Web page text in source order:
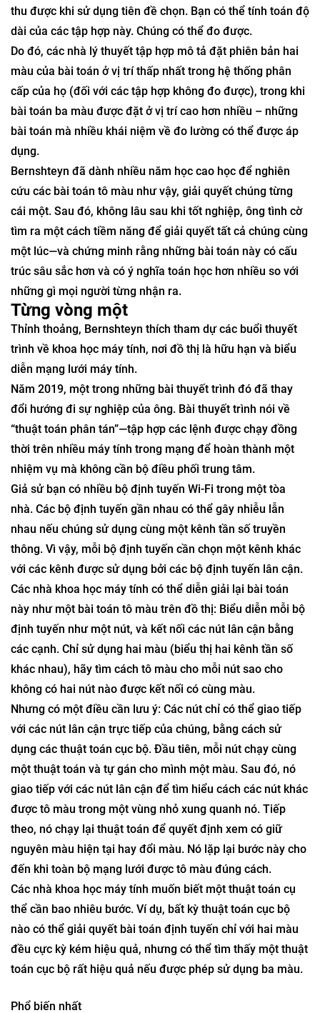
Tuy nhiên, các tập hợp các nút màu xanh lam, vàng và
xanh lục mà bạn thu được đều chỉ là các phần của chu vi
hình tròn, chứ không phải là các điểm phân tán mà bạn
thu được khi sử dụng tiên đề chọn. Bạn có thể tính toán độ
dài của các tập hợp này. Chúng có thể đo được.
Do đó, các nhà lý thuyết tập hợp mô tả đặt phiên bản hai
cấp của họ (đối với các tập hợp không đo được), trong khi
bài toán ba màu được đặt ở vị trí cao hơn nhiều – những
bài toán mà nhiều khái niệm về đo lường có thể được áp
Bernshteyn đã dành nhiều năm học cao học để nghiên
cứu các bài toán tô màu như vậy, giải quyết chúng từng
cái một. Sau đó, không lâu sau khi tốt nghiệp, ông tình cờ
tìm ra một cách tiềm năng để giải quyết tất cả chúng cùng
một lúc—và chứng minh rằng những bài toán này có cấu
trúc sâu sắc hơn và có ý nghĩa toán học hơn nhiều so với
những gì mọi người từng nhận ra.
Từng vòng một
Thỉnh thoảng, Bernshteyn thích tham dự các buổi thuyết
trình về khoa học máy tính, nơi đồ thị là hữu hạn và biểu
diễn mạng lưới máy tính.
Năm 2019, một trong những bài thuyết trình đó đã thay
đổi hướng đi sự nghiệp của ông. Bài thuyết trình nói về
“thuật toán phân tán”—tập hợp các lệnh được chạy đồng
thời trên nhiều máy tính trong mạng để hoàn thành một
nhiệm vụ mà không cần bộ điều phối trung tâm.
Giả sử bạn có nhiều bộ định tuyến Wi-Fi trong một tòa
nhà. Các bộ định tuyến gần nhau có thể gây nhiễu lẫn
nhau nếu chúng sử dụng cùng một kênh tần số truyền
thông. Vì vậy, mỗi bộ định tuyến cần chọn một kênh khác
với các kênh được sử dụng bởi các bộ định tuyến lân cận.
Các nhà khoa học máy tính có thể diễn giải lại bài toán
này như một bài toán tô màu trên đồ thị: Biểu diễn mỗi bộ
định tuyến như một nút, và kết nối các nút lân cận bằng
các cạnh. Chỉ sử dụng hai màu (biểu thị hai kênh tần số
khác nhau), hãy tìm cách tô màu cho mỗi nút sao cho
Nhưng có một điều cần lưu ý: Các nút chỉ có thể giao tiếp
với các nút lân cận trực tiếp của chúng, bằng cách sử
dụng các thuật toán cục bộ. Đầu tiên, mỗi nút chạy cùng
một thuật toán và tự gán cho mình một màu. Sau đó, nó
giao tiếp với các nút lân cận để tìm hiểu cách các nút khác
được tô màu trong một vùng nhỏ xung quanh nó. Tiếp
theo, nó chạy lại thuật toán để quyết định xem có giữ
nguyên màu hiện tại hay đổi màu. Nó lặp lại bước này cho
đến khi toàn bộ mạng lưới được tô màu đúng cách.
Các nhà khoa học máy tính muốn biết một thuật toán cụ
nào có thể giải quyết bài toán định tuyến chỉ với hai màu